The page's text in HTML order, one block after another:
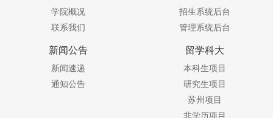
学院概况
联系我们
招生系统后台
管理系统后台
新闻公告
新闻速递
通知公告
留学科大
本科生项目
研究生项目
苏州项目
非学历项目